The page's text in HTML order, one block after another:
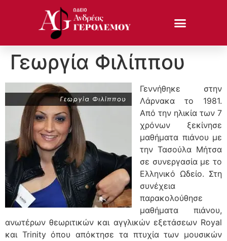
Γεωργία Φιλίππου
Γεννήθηκε στην
Λάρνακα το 1981.
Από την ηλικία των 7
χρόνων ξεκίνησε
μαθήματα πιάνου με
την Τασούλα Μήτσα
σε συνεργασία με το
Ελληνικό Ωδείο. Στη
συνέχεια
παρακολούθησε
μαθήματα πιάνου,
ανωτέρων θεωριτικών και αγγλικών εξετάσεων Royal
και Trinity όπου απόκτησε τα πτυχία των μουσικών